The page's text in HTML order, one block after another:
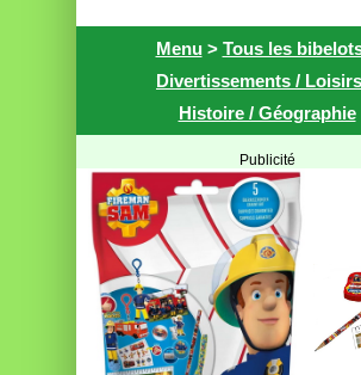
Menu> Tous les
Divertissements / Loisirs
Histoire / Géographie
Publicité